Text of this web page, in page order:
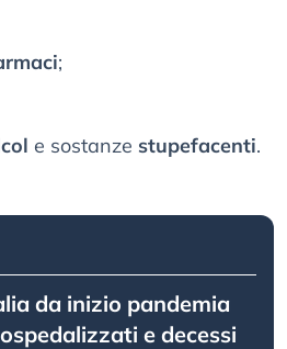
;
e sostanze stupefacenti.
da inizio pandemia
e decessi